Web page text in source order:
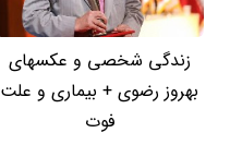
زندگی شخصی و عکسهای
بهروز رضوی + بیماری و علت
فوت